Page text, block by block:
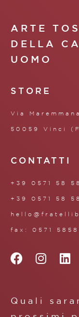
ARTE
DELLA
UOMO
STORE
Via
50059 Vinci
CONTATTI
+39 0571 58
+39 0571 58
fax: 0571
Quali